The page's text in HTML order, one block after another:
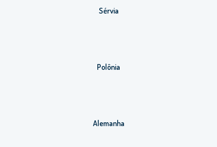
Sérvia
Polônia
Alemanha